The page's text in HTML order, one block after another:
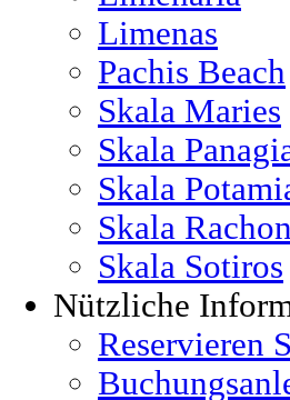
Limenas
Pachis Beach
Skala Maries
Skala
Skala
Skala
Skala Sotiros
Nützliche
Reservieren